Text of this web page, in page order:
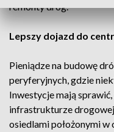
remonty dróg.
Lepszy dojazd do
Pieniądze na budowę
peryferyjnych, gdzie
Inwestycje mają
infrastrukturze
osiedlami położonymi w